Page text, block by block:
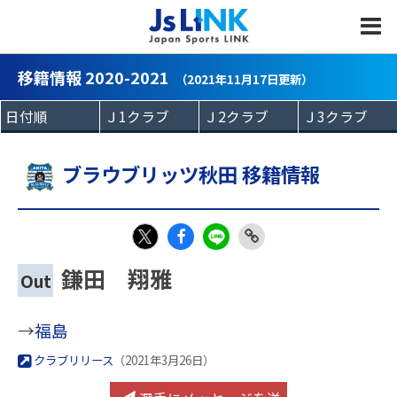
移籍情報 2020-2021 （2021年11月17日更新）
ブラウブリッツ秋田 移籍情報
X
eb
Out 鎌田 翔雅
→福島
クラブリリース （2021年3月26日）